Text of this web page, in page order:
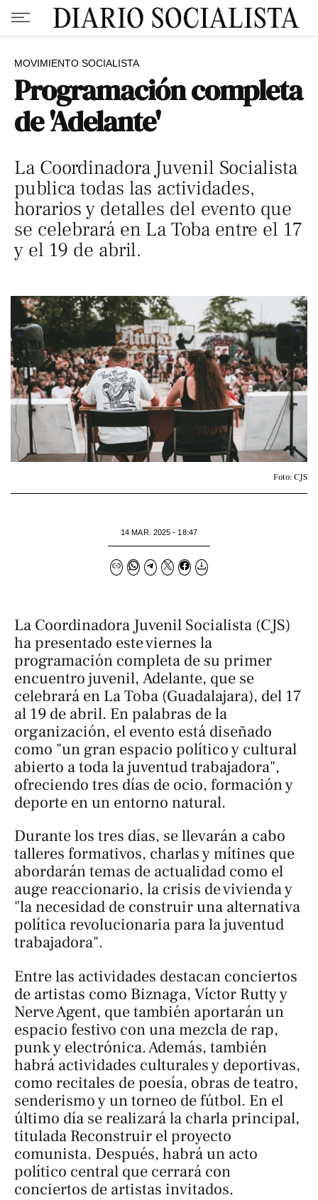
MOVIMIENTO SOCIALISTA
Programación completa
de 'Adelante'
La Coordinadora Juvenil Socialista
publica todas las actividades,
horarios y detalles del evento que
se celebrará en La Toba entre el 17
y el 19 de abril.
Foto: CJS
14 MAR. 2025 - 18:47
La Coordinadora Juvenil Socialista (CJS)
ha presentado este viernes la
programación completa de su primer
encuentro juvenil, Adelante, que se
celebrará en La Toba (Guadalajara), del 17
al 19 de abril. En palabras de la
organización, el evento está diseñado
como "un gran espacio político y cultural
abierto a toda la juventud trabajadora",
ofreciendo tres días de ocio, formación y
deporte en un entorno natural.
Durante los tres días, se llevarán a cabo
talleres formativos, charlas y mítines que
abordarán temas de actualidad como el
auge reaccionario, la crisis de vivienda y
"la necesidad de construir una alternativa
política revolucionaria para la juventud
trabajadora".
Entre las actividades destacan conciertos
de artistas como Biznaga, Víctor Rutty y
Nerve Agent, que también aportarán un
espacio festivo con una mezcla de rap,
punk y electrónica. Además, también
habrá actividades culturales y deportivas,
como recitales de poesía, obras de teatro,
senderismo y un torneo de fútbol. En el
último día se realizará la charla principal,
titulada Reconstruir el proyecto
comunista. Después, habrá un acto
político central que cerrará con
conciertos de artistas invitados.